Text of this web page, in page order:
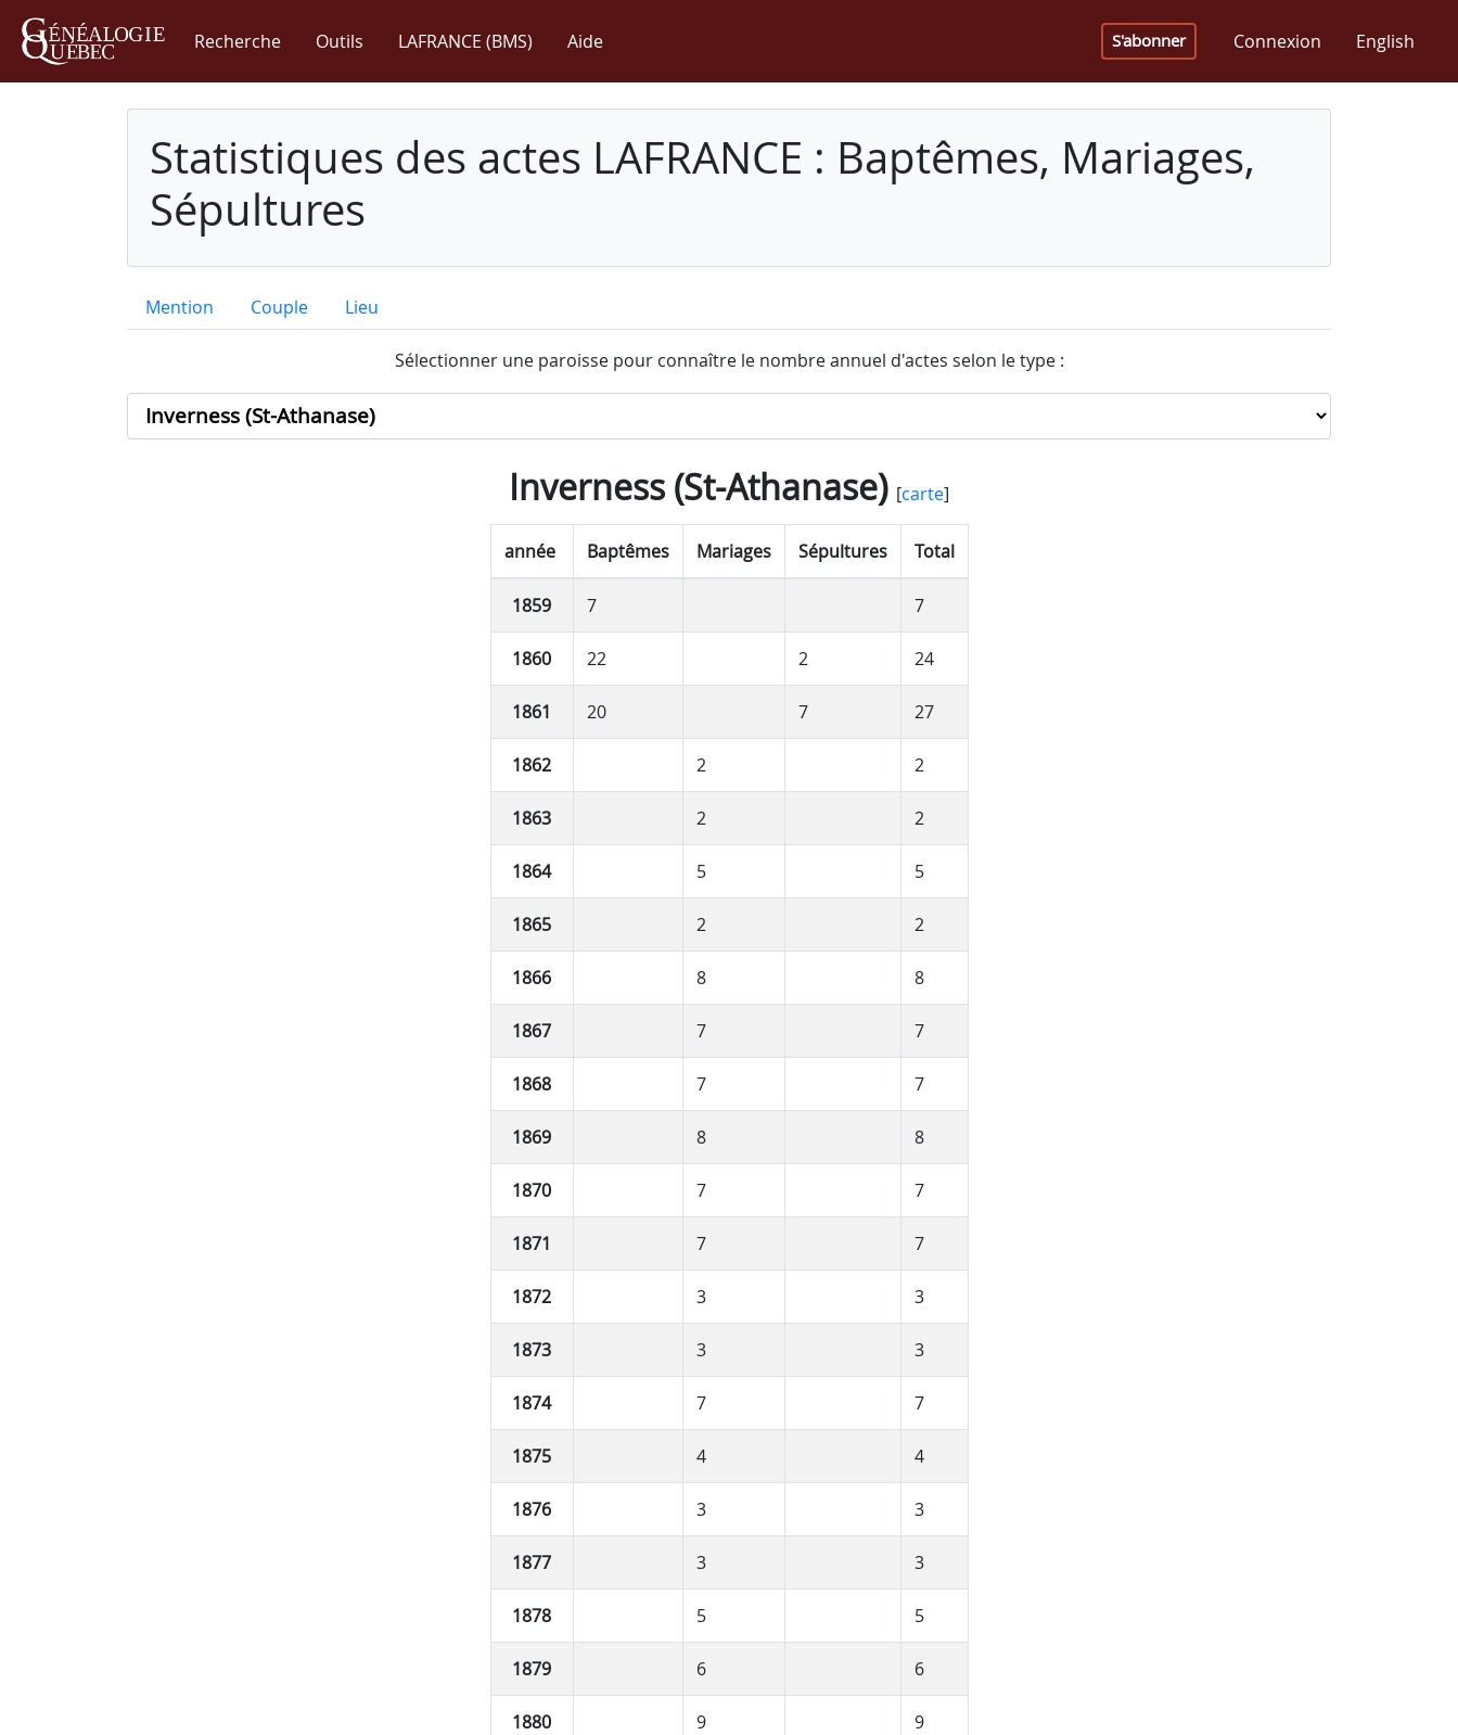
Recherche Outils LAFRANCE (BMS) Aide S'abonner Connexion English
Statistiques des actes LAFRANCE : Baptêmes, Mariages,
Sépultures
Mention Couple Lieu
Sélectionner une paroisse pour connaître le nombre annuel d'actes selon le type :
Inverness (St-Athanase)[carte]
année Baptêmes Mariages Sépultures Total
1859 7 7
1860 22 2 24
1861 20 7 27
1862 2 2
1863 2 2
1864 5 5
1865 2 2
1866 8 8
1867 7 7
1868 7 7
1869 8 8
1870 7 7
1871 7 7
1872 3 3
1873 3 3
1874 7 7
1875 4 4
1876 3 3
1877 3 3
1878 5 5
1879 6 6
1880 9 9